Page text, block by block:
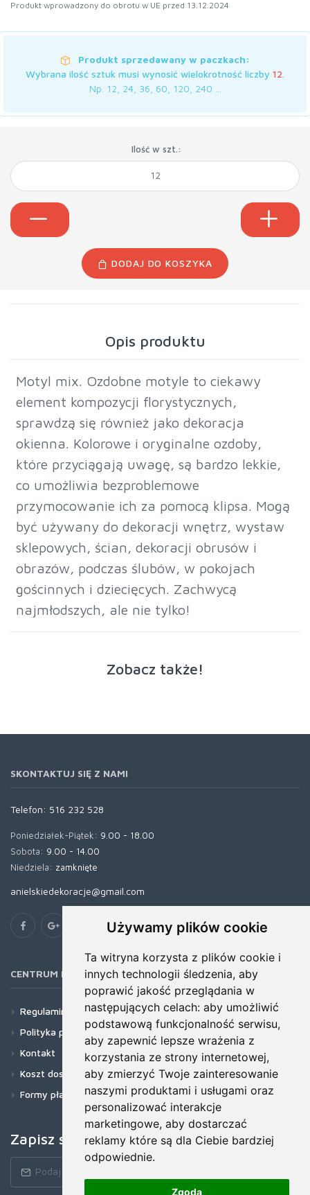
Używamy plików cookie
Ta witryna korzysta z plików cookie i
innych technologii śledzenia, aby
poprawić jakość przeglądania w
następujących celach: aby umożliwić
podstawową funkcjonalność serwisu,
aby zapewnić lepsze wrażenia z
korzystania ze strony internetowej,
aby zmierzyć Twoje zainteresowanie
naszymi produktami i usługami oraz
personalizować interakcje
marketingowe, aby dostarczać
reklamy które są dla Ciebie bardziej
odpowiednie.
Zgoda
Produkt wprowadzony do obrotu w UE przed 13.12.2024
Produkt sprzedawany w paczkach:
Wybrana ilość sztuk musi wynosić wielokrotność liczby 12.
Np. 12, 24, 36, 60, 120, 240 ...
Ilość w szt.:
DODAJ DO KOSZYKA
Opis produktu
Motyl mix. Ozdobne motyle to ciekawy
element kompozycji florystycznych,
sprawdzą się również jako dekoracja
okienna. Kolorowe i oryginalne ozdoby,
które przyciągają uwagę, są bardzo lekkie,
co umożliwia bezproblemowe
przymocowanie ich za pomocą klipsa. Mogą
być używany do dekoracji wnętrz, wystaw
sklepowych, ścian, dekoracji obrusów i
obrazów, podczas ślubów, w pokojach
gościnnych i dziecięcych. Zachwycą
najmłodszych, ale nie tylko!
Zobacz także!
SKONTAKTUJ SIĘ Z NAMI
Telefon: 516 232 528
Poniedziałek-Piątek: 9.00 - 18.00
Sobota: 9.00 - 14.00
Niedziela: zamknięte
anielskiedekoracje@gmail.com
CENTRUM POMOCY
Regulamin
Polityka prywatności
Kontakt
Koszt dostawy
Formy płatności
Zapisz się do newslettera!